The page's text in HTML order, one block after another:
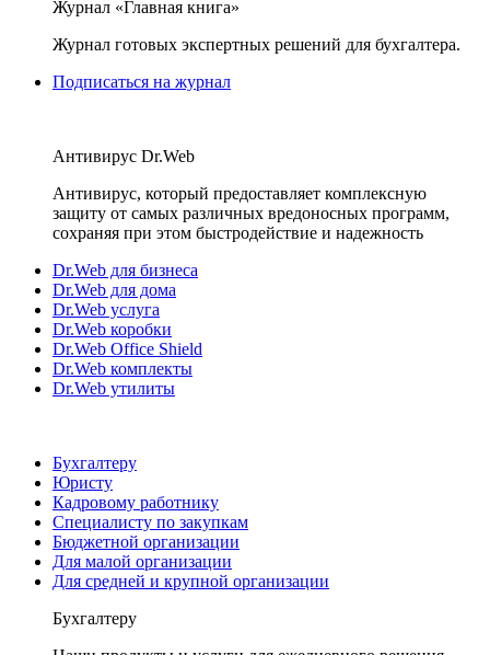
Журнал «Главная книга»
Журнал готовых экспертных решений для бухгалтера.
Подписаться на журнал
Антивирус Dr.Web
Антивирус, который предоставляет комплексную
защиту от самых различных вредоносных программ,
сохраняя при этом быстродействие и надежность
Dr.Web для бизнеса
Dr.Web для дома
Dr.Web услуга
Dr.Web коробки
Dr.Web Office Shield
Dr.Web комплекты
Dr.Web утилиты
Бухгалтеру
Юристу
Кадровому работнику
Специалисту по закупкам
Бюджетной организации
Для малой организации
Для средней и крупной организации
Бухгалтеру